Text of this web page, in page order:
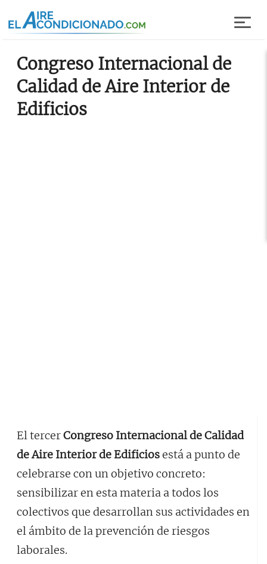
Congreso Internacional de
Calidad de Aire Interior de
Edificios
El tercerCongreso Internacional de Calidad
de Aire Interior de Edificiosestá a punto de
celebrarse con un objetivo concreto:
sensibilizar en esta materia a todos los
colectivos que desarrollan sus actividades en
el ámbito de la prevención de riesgos
laborales.